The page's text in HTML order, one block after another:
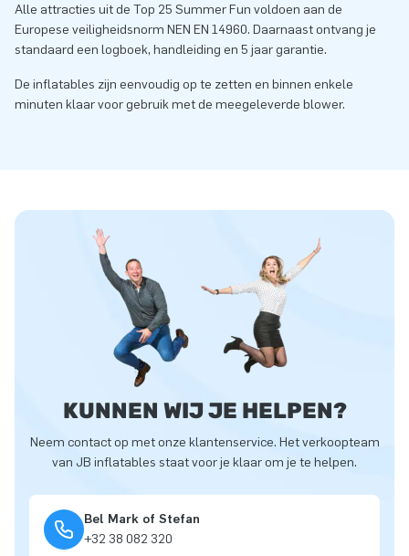
Alle attracties uit de Top 25 Summer Fun voldoen aan de
Europese veiligheidsnorm NEN EN 14960. Daarnaast ontvang je
standaard een logboek, handleiding en 5 jaar garantie.
De inflatables zijn eenvoudig op te zetten en binnen enkele
minuten klaar voor gebruik met de meegeleverde blower.
KUNNEN WIJ JE HELPEN?
Neem contact op met onze klantenservice. Het verkoopteam
van JB inflatables staat voor je klaar om je te helpen.
Bel Mark of Stefan
+32 38 082 320